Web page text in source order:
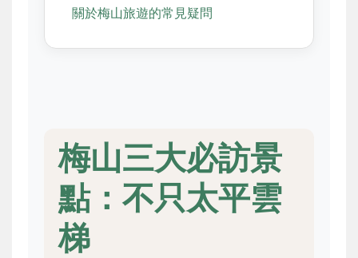
關於梅山旅遊的常見疑問
梅山三大必訪景
點：不只太平雲
梯